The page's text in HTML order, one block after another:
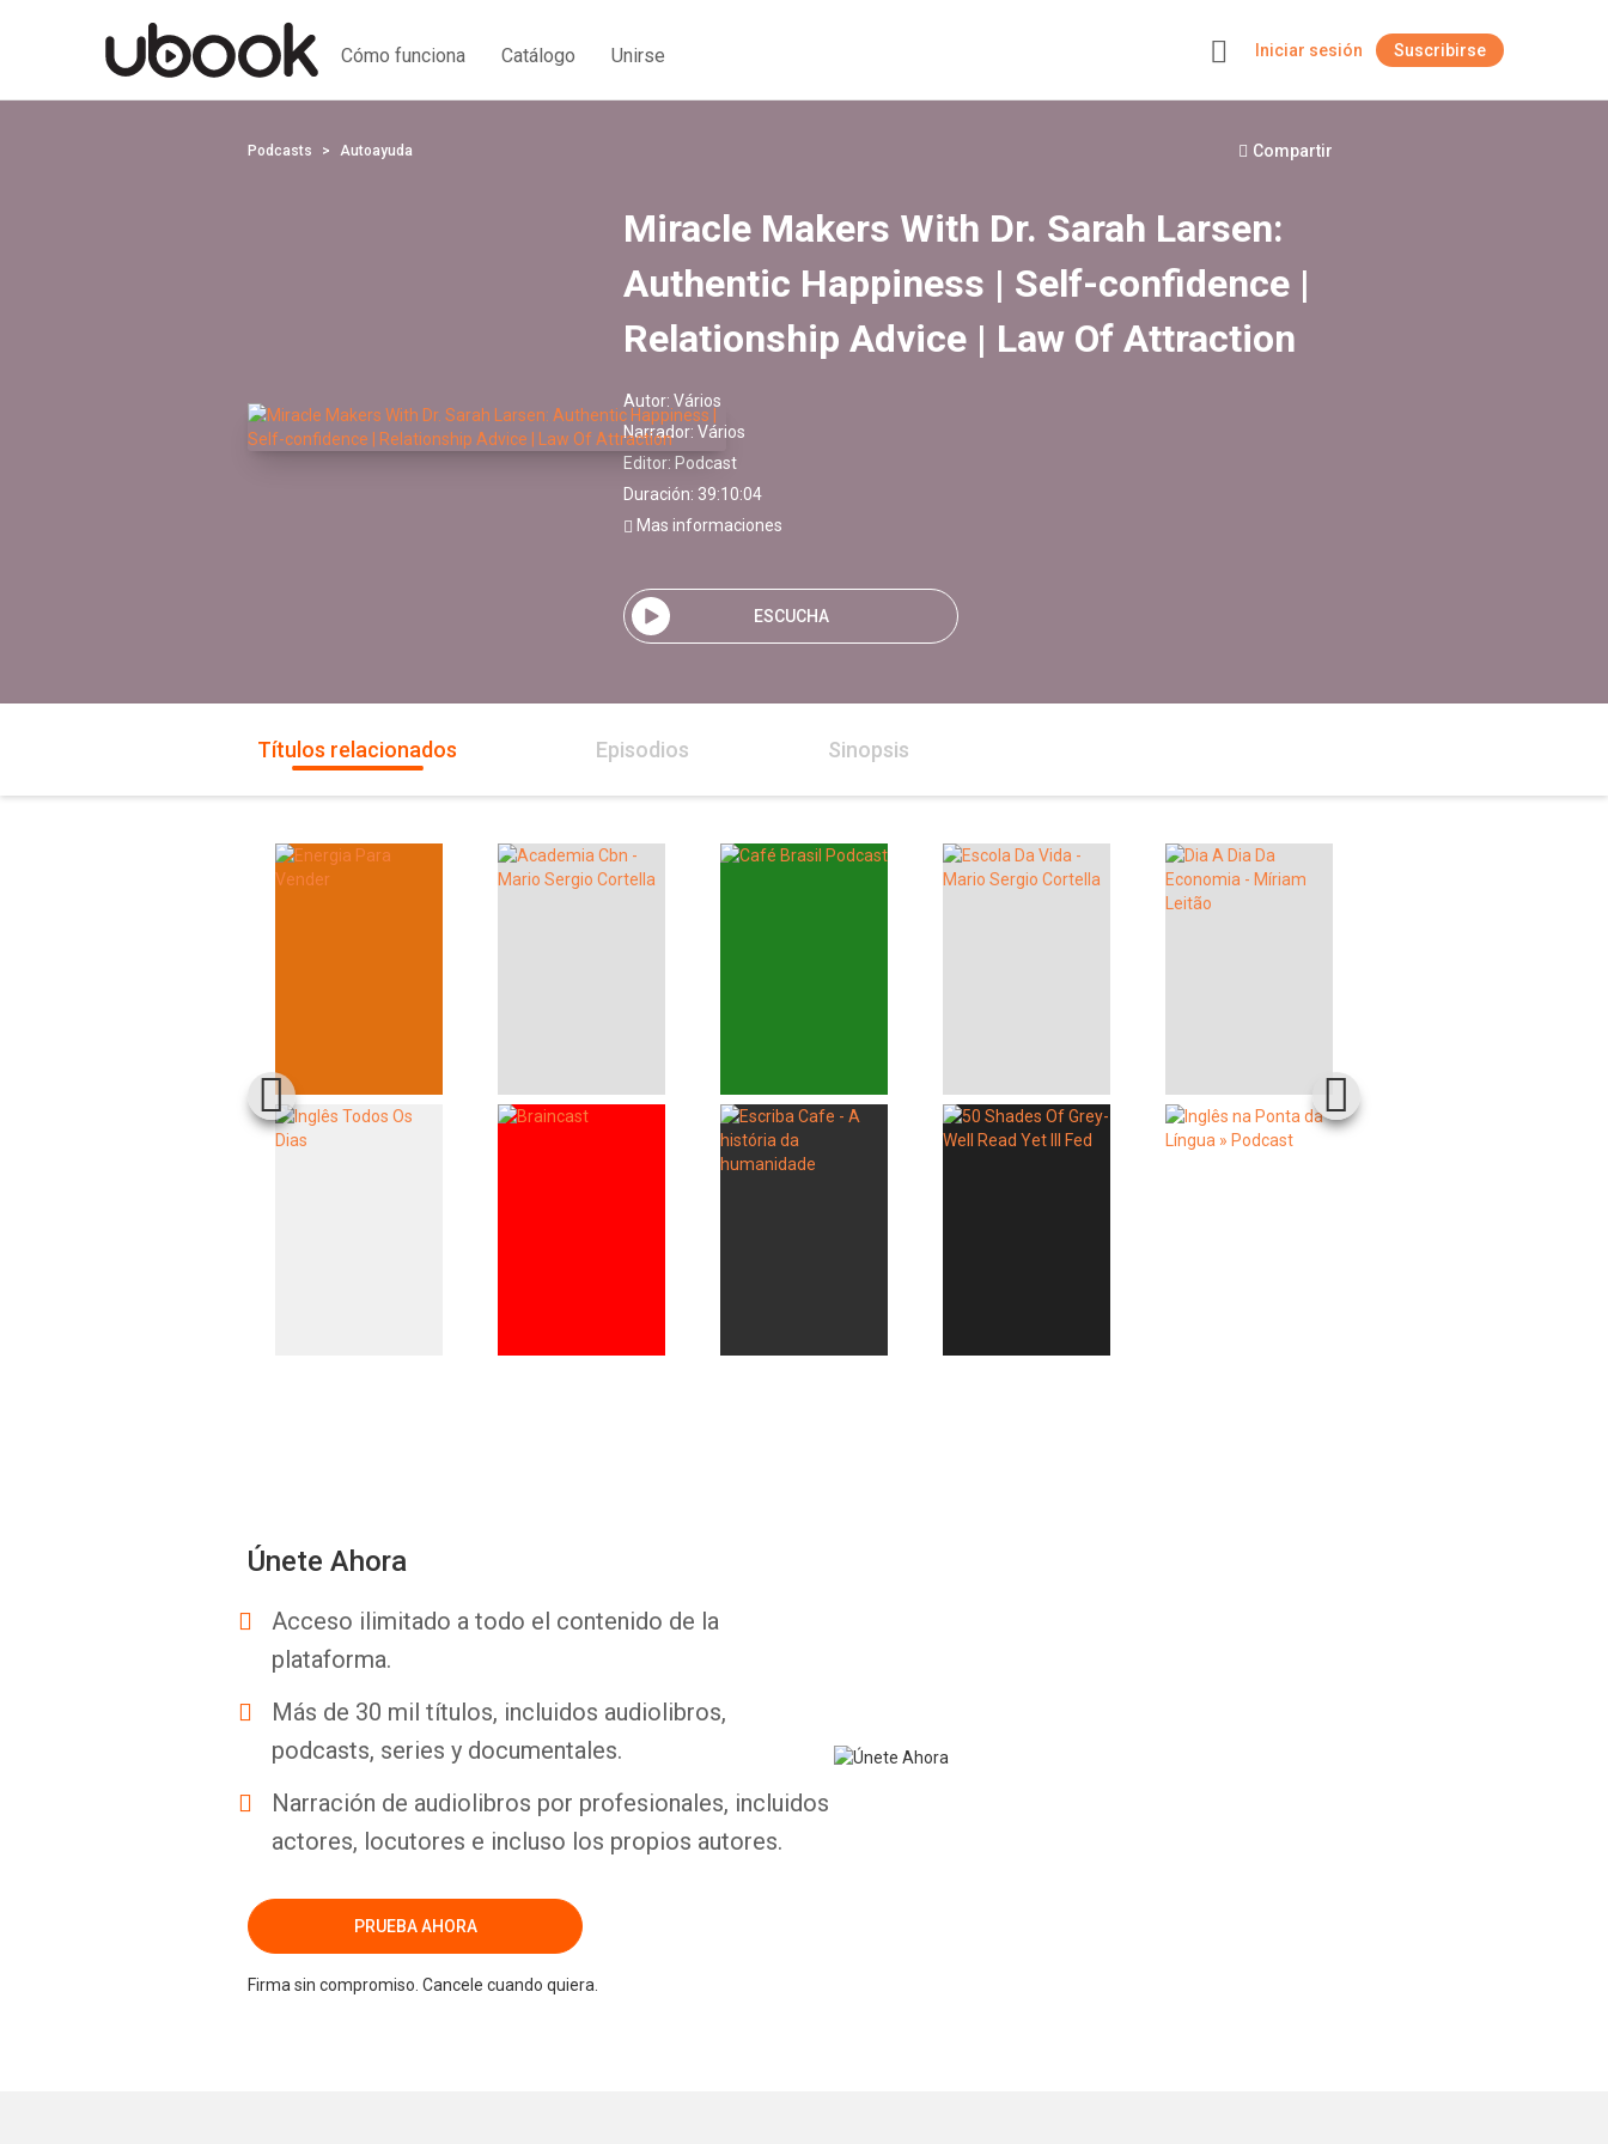
Cómo funciona Catálogo Unirse Iniciar sesión Suscribirse
Podcasts Autoayuda Compartir
Miracle Makers With Dr. Sarah Larsen:
Authentic Happiness | Self-confidence |
Relationship Advice | Law Of Attraction
Autor: Vários
Narrador: Vários
Editor: Podcast
Duración: 39:10:04
Mas informaciones
ESCUCHA
Títulos relacionados Episodios Sinopsis
Únete Ahora
Acceso ilimitado a todo el contenido de la
plataforma.
Más de 30 mil títulos, incluidos audiolibros,
podcasts, series y documentales.
Narración de audiolibros por profesionales, incluidos
actores, locutores e incluso los propios autores.
PRUEBA AHORA
Firma sin compromiso. Cancele cuando quiera.